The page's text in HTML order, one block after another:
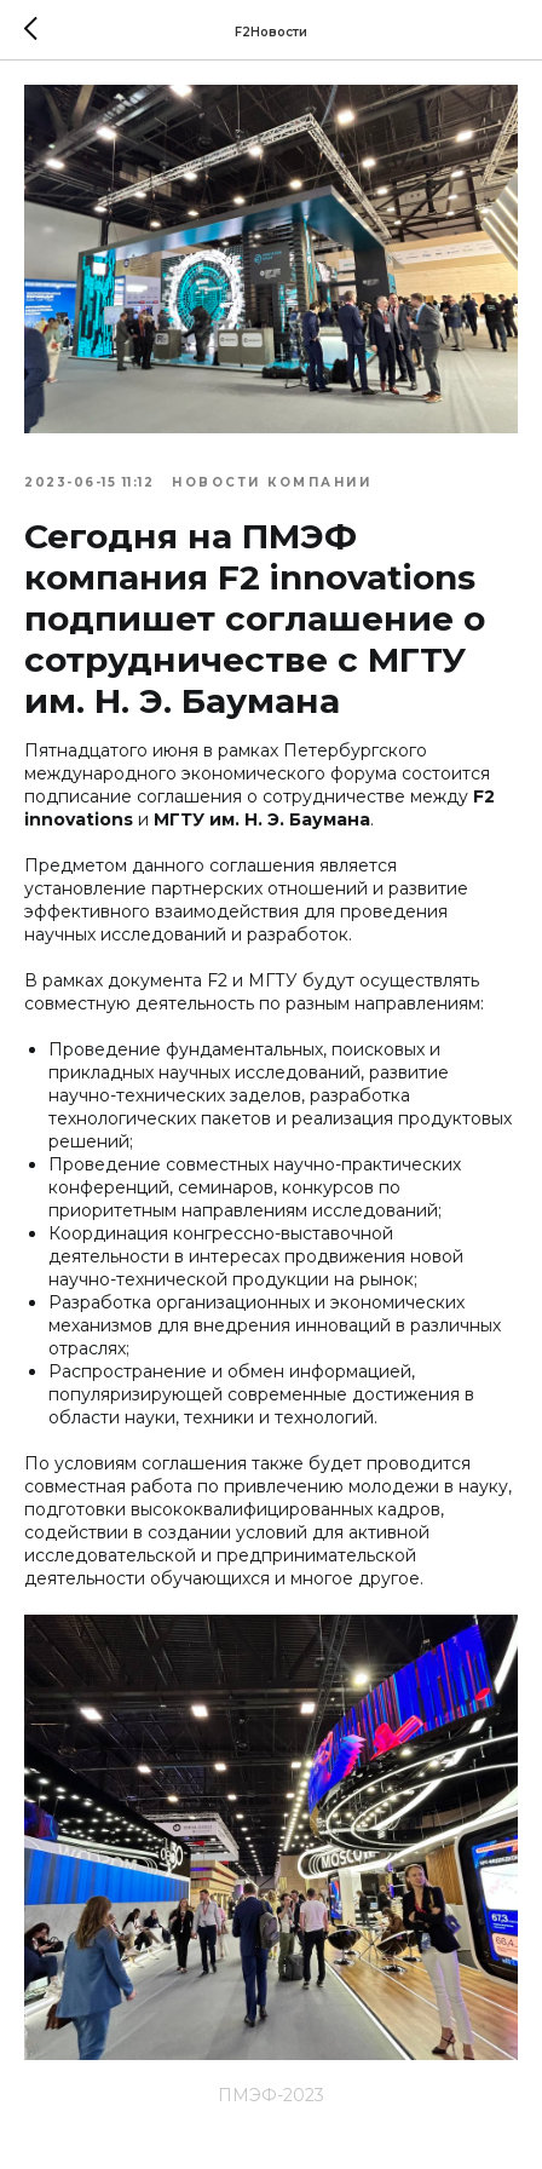
F2Новости
2023-06-15 11:12 НОВОСТИ КОМПАНИИ
Сегодня на ПМЭФ
компания F2 innovations
подпишет соглашение о
сотрудничестве с МГТУ
им. Н. Э. Баумана
Пятнадцатого июня в рамках Петербургского
международного экономического форума состоится
подписание соглашения о сотрудничестве между F2
innovations и МГТУ им. Н. Э. Баумана.
Предметом данного соглашения является
установление партнерских отношений и развитие
эффективного взаимодействия для проведения
научных исследований и разработок.
В рамках документа F2 и МГТУ будут осуществлять
совместную деятельность по разным направлениям:
Проведение фундаментальных, поисковых и
прикладных научных исследований, развитие
научно-технических заделов, разработка
технологических пакетов и реализация продуктовых
решений;
Проведение совместных научно-практических
конференций, семинаров, конкурсов по
приоритетным направлениям исследований;
Координация конгрессно-выставочной
деятельности в интересах продвижения новой
научно-технической продукции на рынок;
Разработка организационных и экономических
механизмов для внедрения инноваций в различных
отраслях;
Распространение и обмен информацией,
популяризирующей современные достижения в
области науки, техники и технологий.
По условиям соглашения также будет проводится
совместная работа по привлечению молодежи в науку,
подготовки высококвалифицированных кадров,
содействии в создании условий для активной
исследовательской и предпринимательской
деятельности обучающихся и многое другое.
ПМЭФ-2023